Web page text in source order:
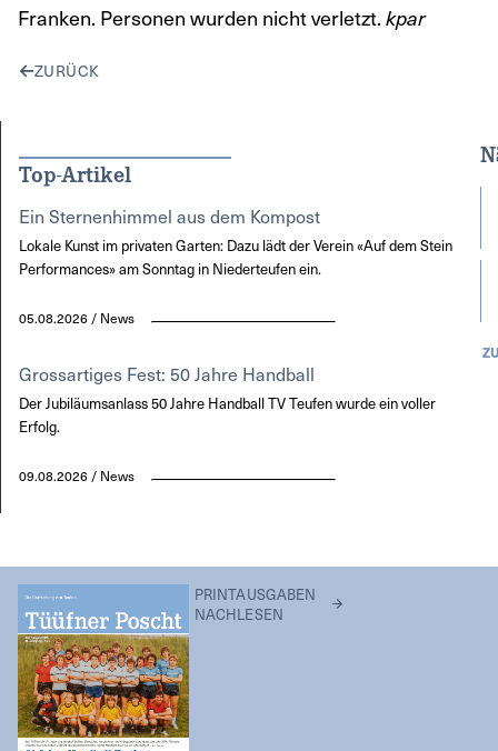
Franken. Personen wurden nicht verletzt. kpar
ZURÜCK
Top-Artikel
Ein Sternenhimmel aus dem Kompost
Lokale Kunst im privaten Garten: Dazu lädt der Verein «Auf dem Stein
Performances» am Sonntag in Niederteufen ein.
05.08.2026 / News
Grossartiges Fest: 50 Jahre Handball
Der Jubiläumsanlass 50 Jahre Handball TV Teufen wurde ein voller
Erfolg.
09.08.2026 / News
PRINTAUSGABEN
NACHLESEN